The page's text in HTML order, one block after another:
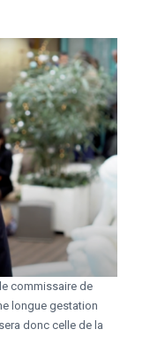
commissaire de
longue gestation
donc celle de la